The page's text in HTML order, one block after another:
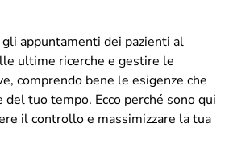
appuntamenti dei pazienti al
ultime ricerche e gestire le
comprendo bene le esigenze che
del tuo tempo. Ecco perché sono qui
il controllo e massimizzare la tua